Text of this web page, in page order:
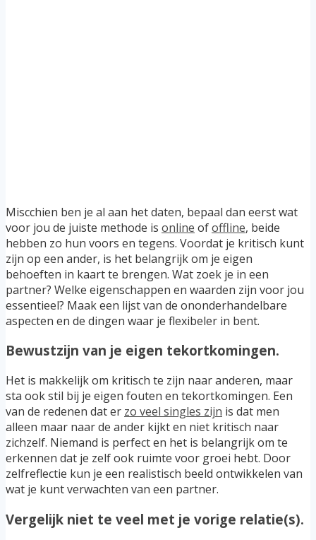
Miscchien ben je al aan het daten, bepaal dan eerst wat
voor jou de juiste methode is online ofoffline, beide
hebben zo hun voors en tegens. Voordat je kritisch kunt
zijn op een ander, is het belangrijk om je eigen
behoeften in kaart te brengen. Wat zoek je in een
partner? Welke eigenschappen en waarden zijn voor jou
essentieel? Maak een lijst van de ononderhandelbare
aspecten en de dingen waar je flexibeler in bent.
Bewustzijn van je eigen tekortkomingen.
Het is makkelijk om kritisch te zijn naar anderen, maar
sta ook stil bij je eigen fouten en tekortkomingen. Een
van de redenen dat er zo veel singles zijn is dat men
alleen maar naar de ander kijkt en niet kritisch naar
zichzelf. Niemand is perfect en het is belangrijk om te
erkennen dat je zelf ook ruimte voor groei hebt. Door
zelfreflectie kun je een realistisch beeld ontwikkelen van
wat je kunt verwachten van een partner.
Vergelijk niet te veel met je vorige relatie(s).